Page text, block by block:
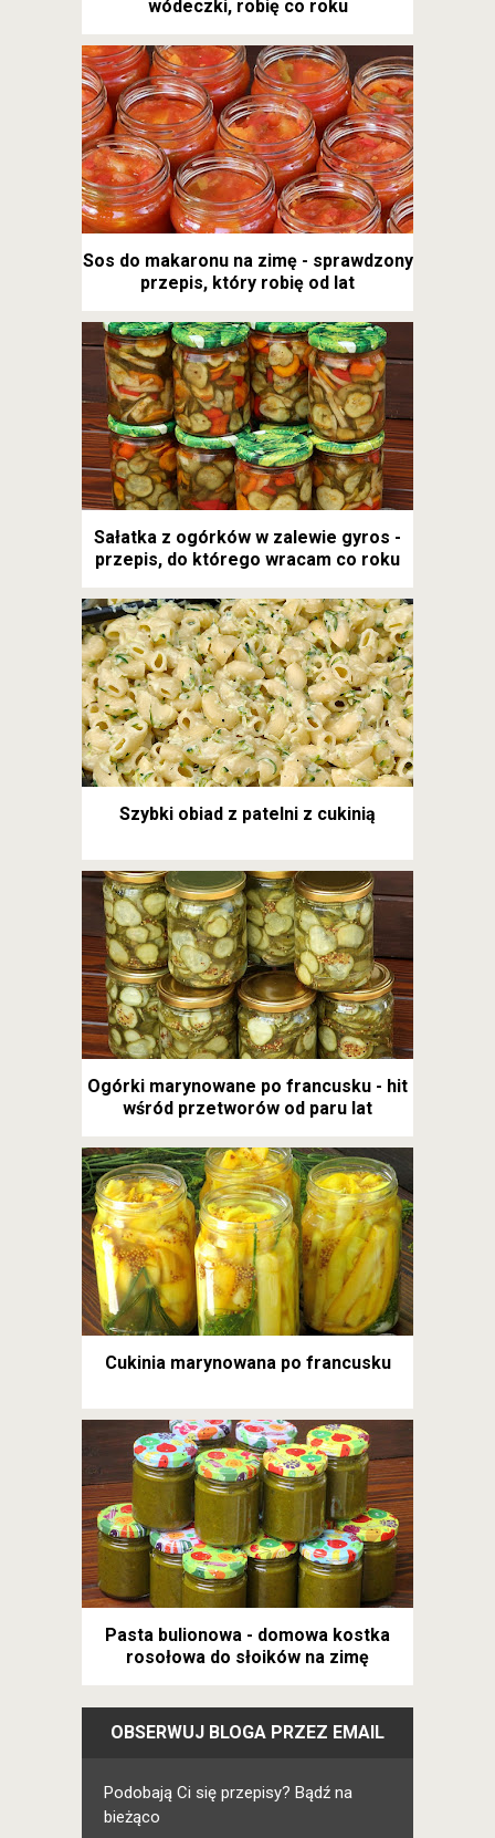
wódeczki, robię co roku
Sos do makaronu na zimę - sprawdzony
przepis, który robię od lat
Sałatka z ogórków w zalewie gyros -
przepis, do którego wracam co roku
Szybki obiad z patelni z cukinią
Ogórki marynowane po francusku - hit
wśród przetworów od paru lat
Cukinia marynowana po francusku
Pasta bulionowa - domowa kostka
rosołowa do słoików na zimę
OBSERWUJ BLOGA PRZEZ EMAIL
Podobają Ci się przepisy? Bądź na
bieżąco